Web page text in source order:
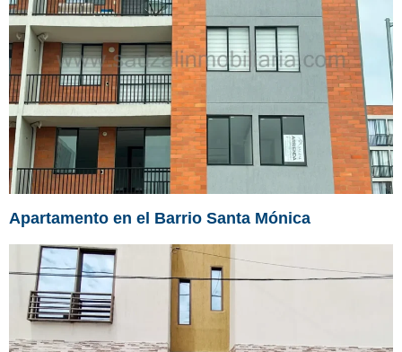
Apartamento en el Barrio Santa Mónica